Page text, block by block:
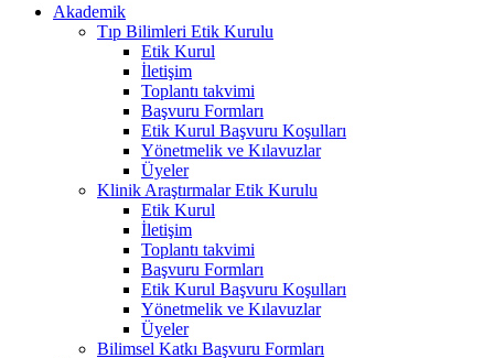
Akademik
Tıp Bilimleri Etik Kurulu
Etik Kurul
İletişim
Toplantı takvimi
Başvuru Formları
Etik Kurul Başvuru Koşulları
Yönetmelik ve Kılavuzlar
Üyeler
Klinik Araştırmalar Etik Kurulu
Etik Kurul
İletişim
Toplantı takvimi
Başvuru Formları
Etik Kurul Başvuru Koşulları
Yönetmelik ve Kılavuzlar
Üyeler
Bilimsel Katkı Başvuru Formları